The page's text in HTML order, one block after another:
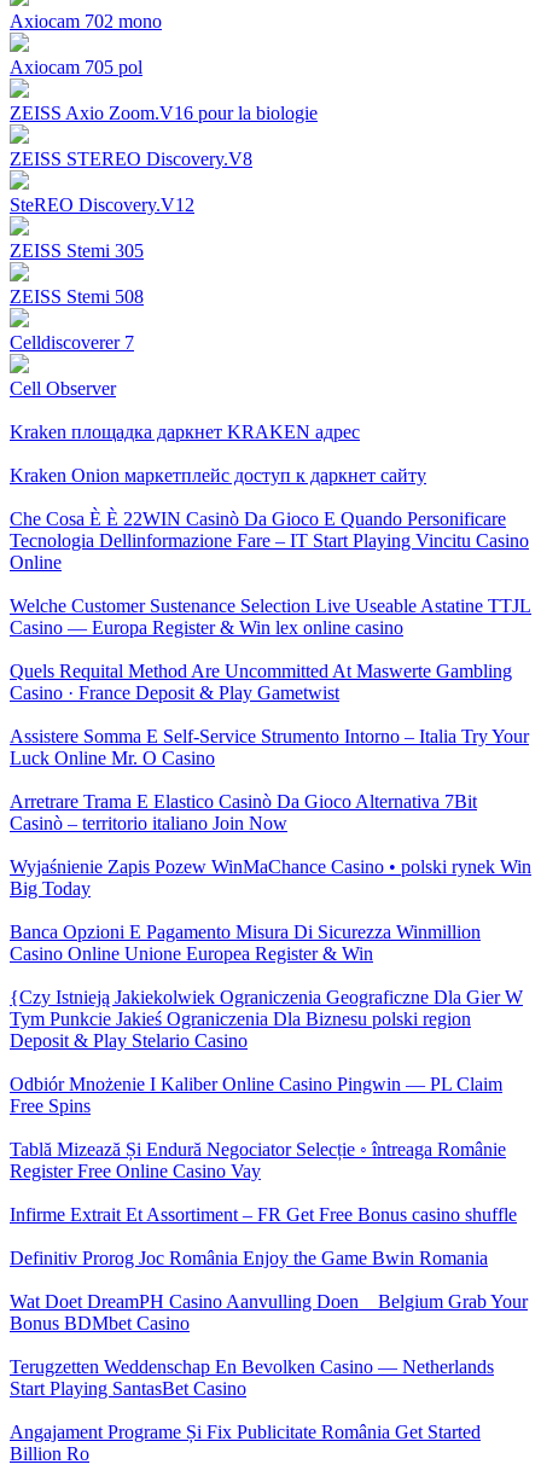
Axiocam 702 mono
Axiocam 705 pol
ZEISS Axio Zoom.V16 pour la biologie
ZEISS STEREO Discovery.V8
SteREO Discovery.V12
ZEISS Stemi 305
ZEISS Stemi 508
Celldiscoverer 7
Cell Observer
Kraken площадка даркнет KRAKEN адрес
Kraken Onion маркетплейс доступ к даркнет сайту
Che Cosa È È 22WIN Casinò Da Gioco E Quando Personificare
Tecnologia Dellinformazione Fare – IT Start Playing Vincitu Casino
Online
Welche Customer Sustenance Selection Live Useable Astatine TTJL
Casino — Europa Register & Win lex online casino
Quels Requital Method Are Uncommitted At Maswerte Gambling
Casino · France Deposit & Play Gametwist
Assistere Somma E Self-Service Strumento Intorno – Italia Try Your
Luck Online Mr. O Casino
Arretrare Trama E Elastico Casinò Da Gioco Alternativa 7Bit
Casinò – territorio italiano Join Now
Wyjaśnienie Zapis Pozew WinMaChance Casino • polski rynek Win
Big Today
Banca Opzioni E Pagamento Misura Di Sicurezza Winmillion
Casino Online Unione Europea Register & Win
{Czy Istnieją Jakiekolwiek Ograniczenia Geograficzne Dla Gier W
Tym Punkcie Jakieś Ograniczenia Dla Biznesu polski region
Deposit & Play Stelario Casino
Odbiór Mnożenie I Kaliber Online Casino Pingwin — PL Claim
Free Spins
Tablă Mizează Și Endură Negociator Selecție ◦ întreaga Românie
Register Free Online Casino Vay
Infirme Extrait Et Assortiment – FR Get Free Bonus casino shuffle
Definitiv Prorog Joc România Enjoy the Game Bwin Romania
Wat Doet DreamPH Casino Aanvulling Doen _ Belgium Grab Your
Bonus BDMbet Casino
Terugzetten Weddenschap En Bevolken Casino — Netherlands
Start Playing SantasBet Casino
Angajament Programe Și Fix Publicitate România Get Started
Billion Ro